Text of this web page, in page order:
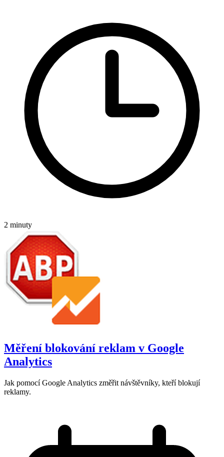
2 minuty
Měření blokování reklam v Google
Analytics
Jak pomocí Google Analytics změřit návštěvníky, kteří blokují
reklamy.